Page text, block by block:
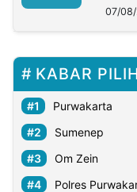
07/
KABAR
Purwakarta
Sumenep
Om Zein
Polres